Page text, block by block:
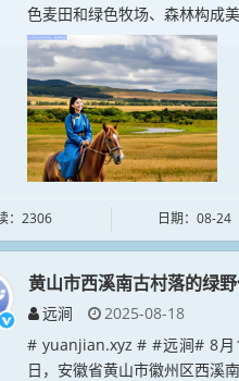
色麦田和绿色牧场、森林构成
：2306 日期：08-24
黄山市西溪南古村落的绿
远涧
2025-08-18
# yuanjian.xyz # #远涧# 8月
日，安徽省黄山市徽州区西溪